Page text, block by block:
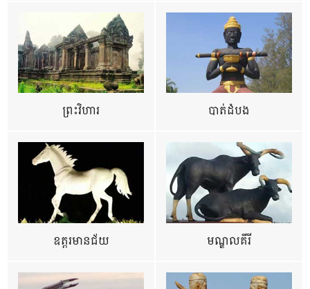
ព្រះវិហារ បាត់ដំបង
ឧត្ដរមានជ័យ មណ្ឌលគីរី